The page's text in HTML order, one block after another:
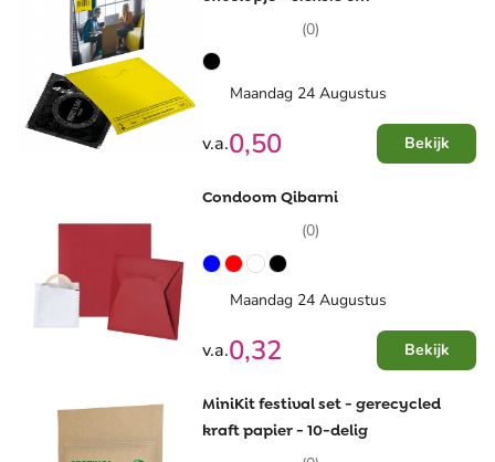
kies voor een complete festival set inclusief condooms. Een leuke
aanvulling op nog meer
bedrukte festival artikelen​
voor kiest: bij ons regel je het eenvoudig en snel. Je krijgt binnen
een uur een digitale proefdruk, zodat je zeker weet dat het
eindresultaat perfect is.
(0)
Maandag 24 Augustus
v.a.0,50 Bekijk
Condoom Qibarni
(0)
Maandag 24 Augustus
v.a.0,32 Bekijk
MiniKit festival set - gerecycled
kraft papier - 10-delig